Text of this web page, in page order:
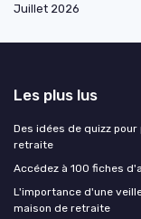
Juillet 2026
Les plus lus
Des idées de quizz
retraite
Accédez à 100 fiches
L'importance d'une
maison de retraite